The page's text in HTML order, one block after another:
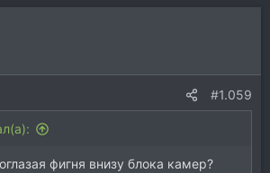
#1.059
фигня внизу блока камер?